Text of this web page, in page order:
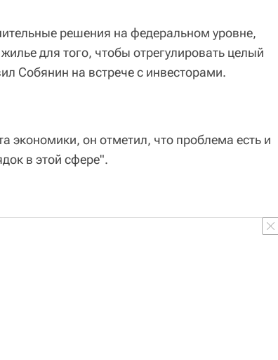
решения на федеральном уровне,
для того, чтобы отрегулировать целый
Собянин на встрече с инвесторами.
экономики, он отметил, что проблема есть и
в этой сфере".